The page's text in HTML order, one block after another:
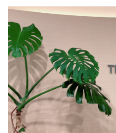
インタビュー
就活成功ガイド
ナレッジ
リファレンス
プラン
個人向けプラン
法人向けプラン
評価結果一覧
再チャレンジ結果一覧
Tech Team Journal
paiza times
note
paizaとは？